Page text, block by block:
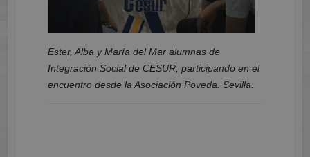
Ester, Alba y María del Mar alumnas de
Integración Social de CESUR, participando en el
encuentro desde la Asociación Poveda. Sevilla.